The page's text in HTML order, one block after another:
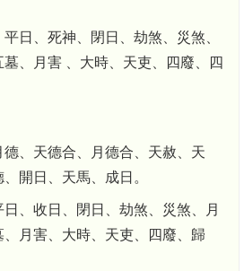
日、死神、閉日、劫煞、災煞、
、月害 、大時、天吏、四廢、四
、天德合、月德合、天赦、天
開日、天馬、成日。
、收日、閉日、劫煞、災煞、月
月害、大時、天吏、四廢、歸